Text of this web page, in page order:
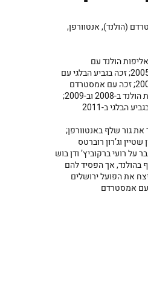
(הולנד), אנטוורפן,
הולנד עם
אמסטרדם ב-2005; זכה בגביע הבלגי עם
אנטוורפן ב-2007; זכה עם אמסטרדם
בשתי אליפויות הולנד ב-2008 וב-2009;
הבלגי ב-2011
את גור שלף באנטוורפן;
וג’רון רוברטס
על רועי ברקוביץ’ ודן בוש
בהולנד, אך הפסיד להם
את הפועל ירושלים
עם אמסטרדם